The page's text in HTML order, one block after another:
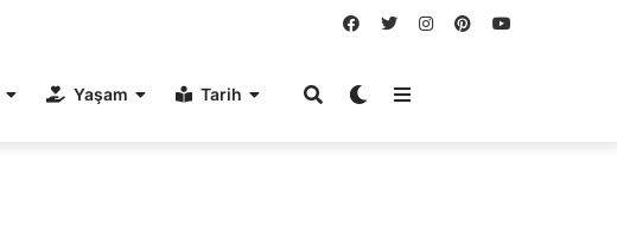
Yaşam Tarih